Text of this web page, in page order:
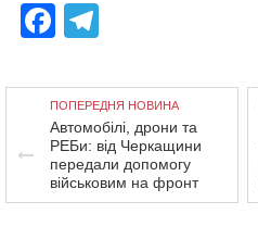
Facebook
ПОПЕРЕДНЯ НОВИНА
Автомобілі, дрони та
РЕБи: від Черкащини
передали допомогу
військовим на фронт